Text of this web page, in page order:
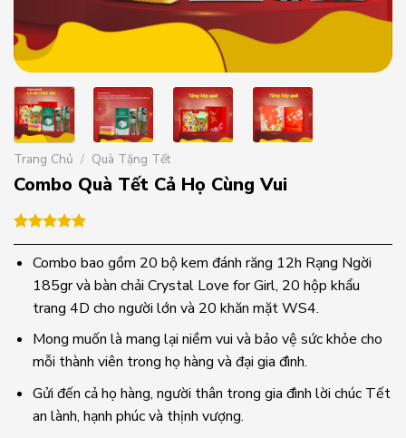
Trang Chủ / Quà Tặng Tết
Combo Quà Tết Cả Họ Cùng Vui
5.00trên 5
dựa trên
1
đánh giá
Combo bao gồm 20 bộ kem đánh răng 12h Rạng Ngời
185gr và bàn chải Crystal Love for Girl, 20 hộp khẩu
trang 4D cho người lớn và 20 khăn mặt WS4.
Mong muốn là mang lại niềm vui và bảo vệ sức khỏe cho
mỗi thành viên trong họ hàng và đại gia đình.
Gửi đến cả họ hàng, người thân trong gia đình lời chúc Tết
an lành, hạnh phúc và thịnh vượng.